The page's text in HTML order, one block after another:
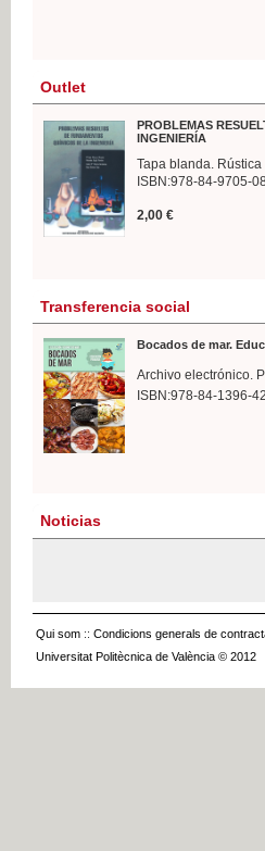
Outlet
PROBLEMAS
INGENIERÍA
Tapa blanda. Rústica
ISBN:978-84-9705-
2,00 €
Transferencia social
Bocados de mar.
Archivo electrónico.
ISBN:978-84-1396-
Noticias
Qui som :: Condicions generals de
Universitat Politècnica de València © 2012